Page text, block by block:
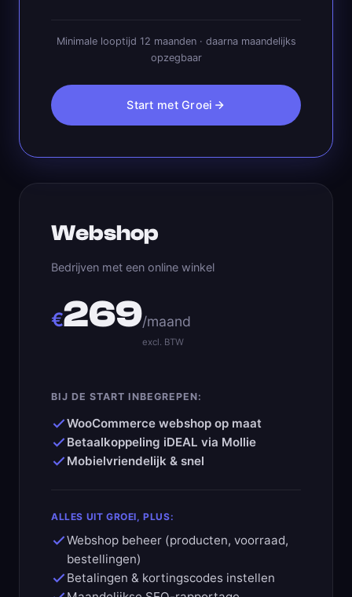
Minimale looptijd 12 maanden · daarna maandelijks
opzegbaar
Start met Groei
Webshop
Bedrijven met een online winkel
€269/maand
excl. BTW
BIJ DE START INBEGREPEN:
WooCommerce webshop op maat
Betaalkoppeling iDEAL via Mollie
Mobielvriendelijk & snel
ALLES UIT GROEI, PLUS:
Webshop beheer (producten, voorraad,
bestellingen)
Betalingen & kortingscodes instellen